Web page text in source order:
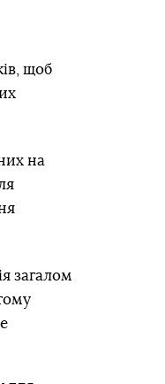
щоб
на
загалом